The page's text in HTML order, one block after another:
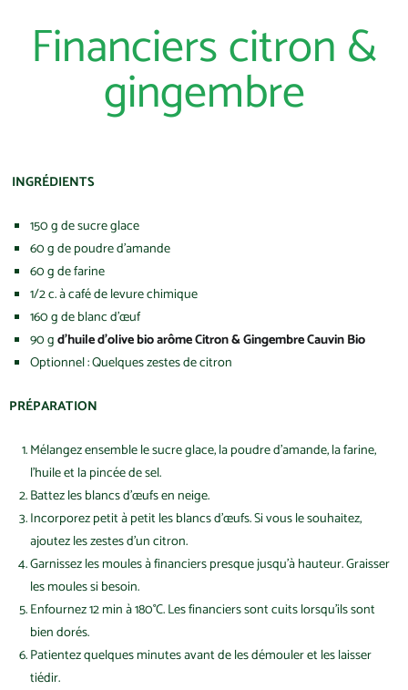
Financiers citron &
gingembre
INGRÉDIENTS
150 g de sucre glace
60 g de poudre d’amande
60 g de farine
1/2 c. à café de levure chimique
160 g de blanc d’œuf
90 gd’huile d’olive bio arôme Citron & Gingembre Cauvin Bio
Optionnel : Quelques zestes de citron
PRÉPARATION
Mélangez ensemble le sucre glace, la poudre d’amande, la farine,
l’huile et la pincée de sel.
Battez les blancs d’œufs en neige.
Incorporez petit à petit les blancs d’œufs. Si vous le souhaitez,
ajoutez les zestes d’un citron.
Garnissez les moules à financiers presque jusqu’à hauteur. Graisser
les moules si besoin.
Enfournez 12 min à 180°C. Les financiers sont cuits lorsqu’ils sont
bien dorés.
Patientez quelques minutes avant de les démouler et les laisser
tiédir.